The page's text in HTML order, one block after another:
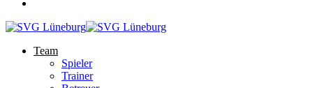
Team
Spieler
Trainer